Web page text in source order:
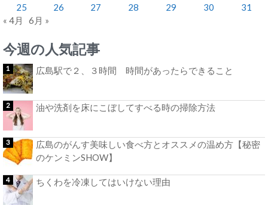
25
26 27 28 29 30
31
« 4月
6月 »
今週の人気記事
広島駅で２、３時間 時間があったらできること
油や洗剤を床にこぼしてすべる時の掃除方法
広島のがんす美味しい食べ方とオススメの温め方【秘密
のケンミンSHOW】
ちくわを冷凍してはいけない理由